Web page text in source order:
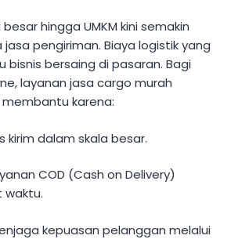
hingga UMKM kini semakin
pengiriman. Biaya logistik yang
bisnis bersaing di pasaran. Bagi
layanan jasa cargo murah
karena:
kirim dalam skala besar.
COD (Cash on Delivery)
kepuasan pelanggan melalui